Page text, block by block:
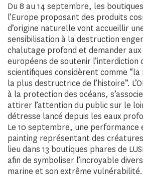
Du 8 au 14 septembre, les
l’Europe proposant des produits
d’origine naturelle vont accueillir
sensibilisation à la destruction
chalutage profond et demander
européens de soutenir l’interdiction
scientifiques considèrent comme
la plus destructrice de l’histoire”.
à la protection des océans,
attirer l’attention du public sur le
détresse lancé depuis les eaux
Le 10 septembre, une performance
painting représentant des
lieu dans 13 boutiques phares de
afin de symboliser l’incroyable
marine et son extrême vulnérabilité.